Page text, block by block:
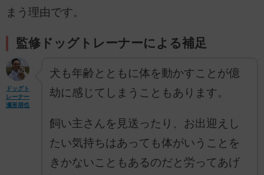
まう理由です。
監修ドッグトレーナーによる補足
ドッグト
レーナー
瀬形朋也
犬も年齢とともに体を動かすことが億
劫に感じてしまうこともあります。
飼い主さんを見送ったり、お出迎えし
たい気持ちはあっても体がいうことを
きかないこともあるのだと労ってあげ